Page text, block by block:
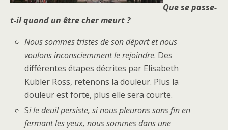
Que se passe-
t-il quand un être cher meurt ?
Nous sommes tristes de son départ et nous
voulons inconsciemment le rejoindre. Des
différentes étapes décrites par Elisabeth
Kübler Ross, retenons la douleur. Plus la
douleur est forte, plus elle sera courte.
Si le deuil persiste, si nous pleurons sans fin en
fermant les yeux, nous sommes dans une